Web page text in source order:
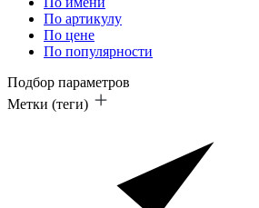
По артикулу
По цене
По популярности
Подбор параметров
Метки (теги)